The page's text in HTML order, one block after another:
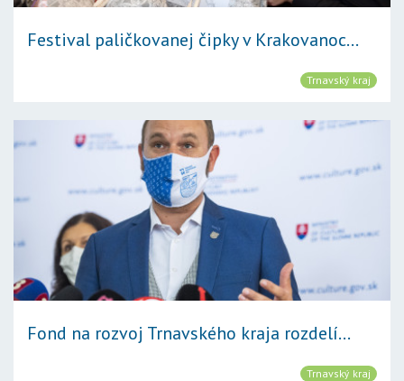
Festival paličkovanej čipky v Krakovanoc...
Trnavský kraj
Fond na rozvoj Trnavského kraja rozdelí...
Trnavský kraj